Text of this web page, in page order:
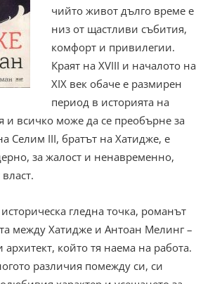
чийто живот дълго време е
низ от щастливи събития,
комфорт и привилегии.
Краят на XVIII и началото на
XIX век обаче е размирен
период в историята на
и всичко може да се преобърне за
Селим III, братът на Хатидже, е
за жалост и ненавременно,
гледна точка, романът
между Хатидже и Антоан Мелинг –
който тя наема на работа.
различия помежду си, си